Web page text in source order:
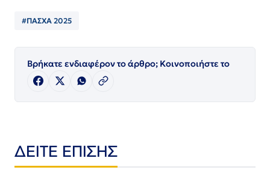
#ΠΑΣΧΑ 2025
Βρήκατε ενδιαφέρον το άρθρο; Κοινοποιήστε το
ΔΕΙΤΕ ΕΠΙΣΗΣ